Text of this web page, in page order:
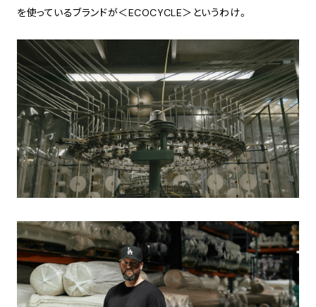
を使っているブランドが＜ECOCYCLE＞というわけ。